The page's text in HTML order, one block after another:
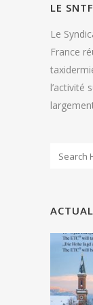
LE SNTF
Le
France
l’activité